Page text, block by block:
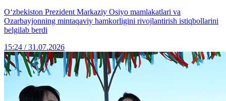
Oʻzbekiston Prezident Markaziy Osiyo mamlakatlari va
Ozarbayjonning mintaqaviy hamkorligini rivojlantirish istiqbollarini
belgilab berdi
15:24 / 31.07.2026